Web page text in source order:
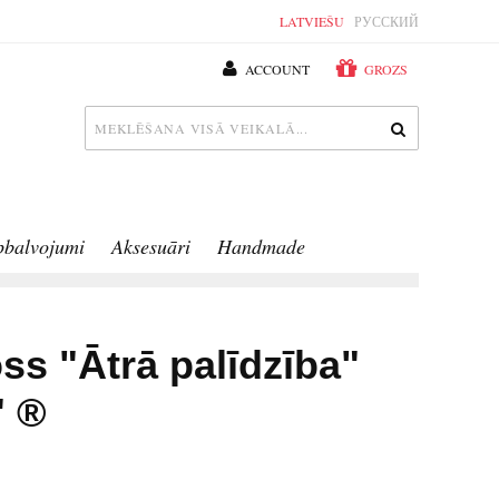
LATVIEŠU РУССКИЙ
ACCOUNT GROZS
Aksesuāri Handmade
"Ātrā palīdzība"
®